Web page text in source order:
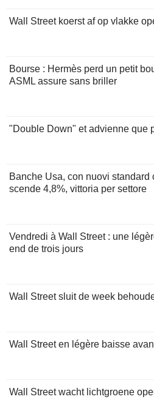
Wall Street koerst af op vlakke
Bourse : Hermès perd un petit
ASML assure sans briller
"Double Down" et advienne que
Banche Usa, con nuovi
scende 4,8%, vittoria per settore
Vendredi à Wall Street : une
end de trois jours
Wall Street sluit de week
Wall Street en légère baisse
Wall Street wacht lichtgroene